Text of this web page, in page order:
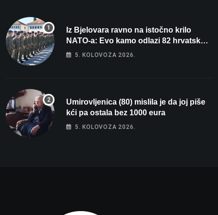
Iz Bjelovara ravno na istočno krilo
NATO-a: Evo kamo odlazi 82 hrvatska
vojnika i 6 vojnikinja
5. KOLOVOZA 2026.
Umirovljenica (80) mislila je da joj piše
kći pa ostala bez 1000 eura
5. KOLOVOZA 2026.